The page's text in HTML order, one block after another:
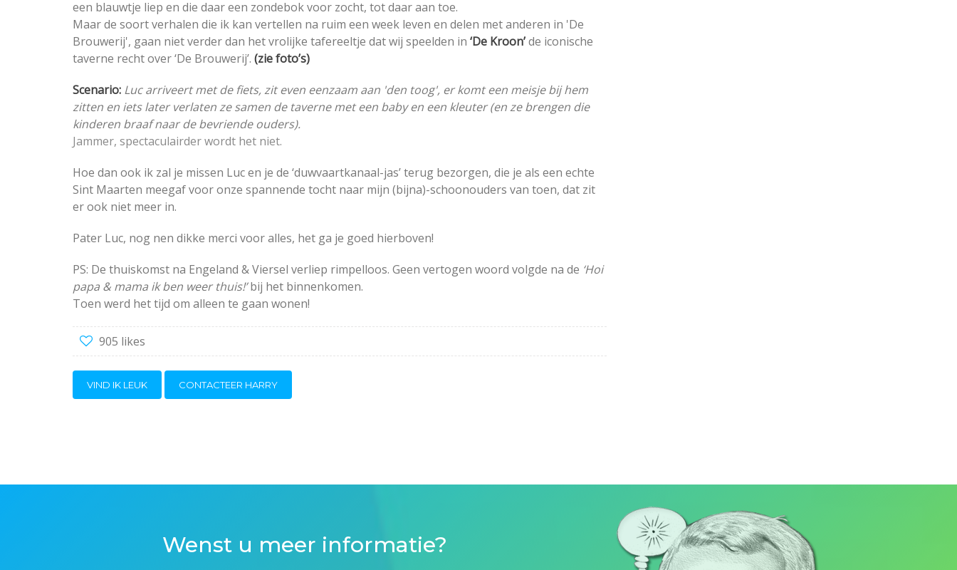
een blauwtje liep en die daar een zondebok voor zocht, tot daar aan toe.
Maar de soort verhalen die ik kan vertellen na ruim een week leven en delen met anderen in 'De
Brouwerij', gaan niet verder dan het vrolijke tafereeltje dat wij speelden in ‘De Kroon’de iconische
taverne recht over ‘De Brouwerij’. (zie foto’s)
Scenario: Luc arriveert met de fiets, zit even eenzaam aan 'den toog', er komt een meisje bij hem
zitten en iets later verlaten ze samen de taverne met een baby en een kleuter (en ze brengen die
kinderen braaf naar de bevriende ouders).
Jammer, spectaculairder wordt het niet.
Hoe dan ook ik zal je missen Luc en je de ‘duwvaartkanaal-jas’ terug bezorgen, die je als een echte
Sint Maarten meegaf voor onze spannende tocht naar mijn (bijna)-schoonouders van toen, dat zit
er ook niet meer in.
Pater Luc, nog nen dikke merci voor alles, het ga je goed hierboven!
PS: De thuiskomst na Engeland & Viersel verliep rimpelloos. Geen vertogen woord volgde na de ‘Hoi
papa & mama ik ben weer thuis!’bij het binnenkomen.
Toen werd het tijd om alleen te gaan wonen!
905 likes
VIND IK LEUK CONTACTEER HARRY
Wenst u meer informatie?